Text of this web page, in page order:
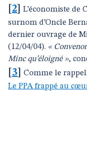
2
L’économiste de
surnom d’Oncle
dernier ouvrage de
(12/04/04). «
Minc qu’éloigné »,
3 Comme le
Le PPA frappé au